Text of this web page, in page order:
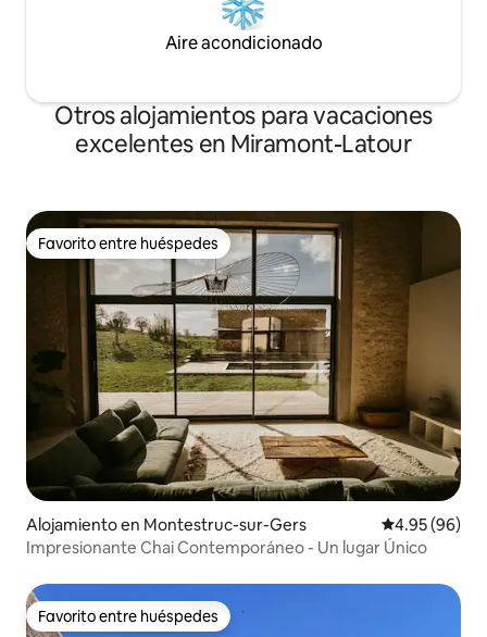
Aire acondicionado
Otros alojamientos para vacaciones
excelentes en Miramont-Latour
Favorito entre huéspedes
Favorito entre huéspedes
Alojamiento en Montestruc-sur-Gers Calificación
4.95 (96)
Impresionante Chai Contemporáneo - Un lugar Único
Favorito entre huéspedes
Favorito entre huéspedes